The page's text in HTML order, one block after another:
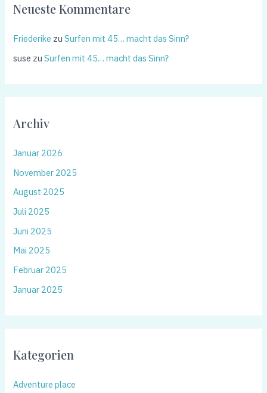
Neueste Kommentare
Friederike zuSurfen mit 45… macht das Sinn?
suse zuSurfen mit 45… macht das Sinn?
Archiv
Januar 2026
November 2025
August 2025
Juli 2025
Juni 2025
Mai 2025
Februar 2025
Januar 2025
Kategorien
Adventure place